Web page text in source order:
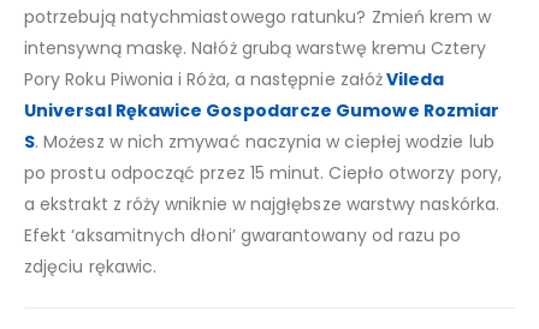
potrzebują natychmiastowego ratunku? Zmień krem w
intensywną maskę. Nałóż grubą warstwę kremu Cztery
Pory Roku Piwonia i Róża, a następnie załóżVileda
Universal Rękawice Gospodarcze Gumowe Rozmiar
S. Możesz w nich zmywać naczynia w ciepłej wodzie lub
po prostu odpocząć przez 15 minut. Ciepło otworzy pory,
a ekstrakt z róży wniknie w najgłębsze warstwy naskórka.
Efekt ‘aksamitnych dłoni’ gwarantowany od razu po
zdjęciu rękawic.